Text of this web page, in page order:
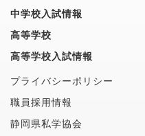
中学校入試情報
高等学校
高等学校入試情報
プライバシーポリシー
職員採用情報
静岡県私学協会